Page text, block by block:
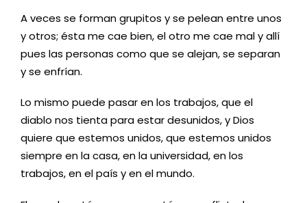
A veces se forman grupitos y se pelean entre unos
y otros; ésta me cae bien, el otro me cae mal y allí
pues las personas como que se alejan, se separan
y se enfrían.
Lo mismo puede pasar en los trabajos, que el
diablo nos tienta para estar desunidos, y Dios
quiere que estemos unidos, que estemos unidos
siempre en la casa, en la universidad, en los
trabajos, en el país y en el mundo.